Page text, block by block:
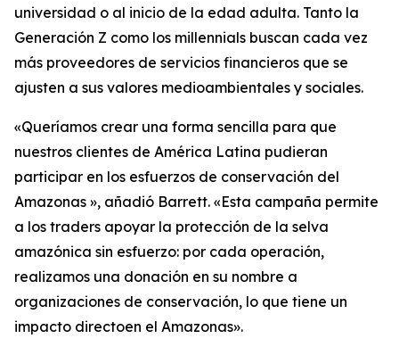
universidad o al inicio de la edad adulta. Tanto la
Generación Z como los millennials buscan cada vez
más proveedores de servicios financieros que se
ajusten a sus valores medioambientales y sociales.
«Queríamos crear una forma sencilla para que
nuestros clientes de América Latina pudieran
participar en los esfuerzos de conservación del
Amazonas », añadió Barrett. «Esta campaña permite
a los traders apoyar la protección de la selva
amazónica sin esfuerzo: por cada operación,
realizamos una donación en su nombre a
organizaciones de conservación, lo que tiene un
impacto directoen el Amazonas».